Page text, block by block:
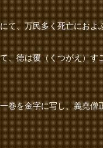
て、万民多く死亡におよ
、徳は覆（くつがえ）す
巻を金字に写し、義堯僧